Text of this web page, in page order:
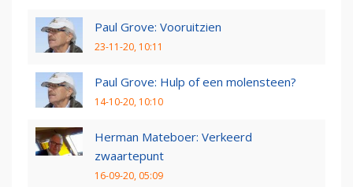
Paul Grove: Vooruitzien
23-11-20, 10:11
Paul Grove: Hulp of een molensteen?
14-10-20, 10:10
Herman Mateboer: Verkeerd
zwaartepunt
16-09-20, 05:09